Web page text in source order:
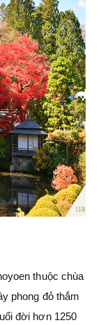
thuộc chùa
phong đỏ thắm
đời hơn 1250